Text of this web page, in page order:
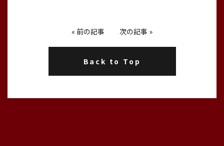
« 前の記事 次の記事 »
Back to Top